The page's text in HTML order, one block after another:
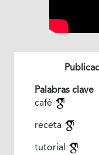
Palabras clave
café
receta
tutorial